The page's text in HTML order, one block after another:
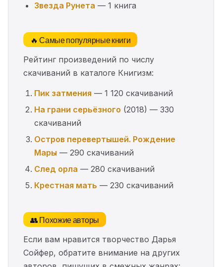
Звезда Рунета — 1 книга
🔥 Самые популярные книги
Рейтинг произведений по числу
скачиваний в каталоге Книгизм:
Пик затмения — 1 120 скачиваний
На грани серьёзного (2018) — 330
скачиваний
Остров перевертышей. Рождение
Мары — 290 скачиваний
След орла — 280 скачиваний
Крестная мать — 230 скачиваний
👥 Похожие авторы
Если вам нравится творчество Дарья
Сойфер, обратите внимание на других